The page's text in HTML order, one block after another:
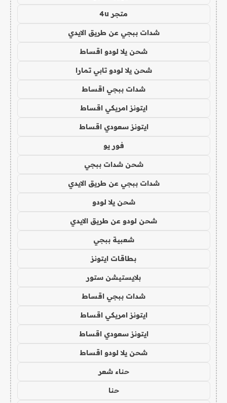
متجر 4u
شدات ببجي عن طريق الايدي
شحن يلا لودو اقساط
شحن يلا لودو تابي تمارا
شدات ببجي اقساط
ايتونز امريكي اقساط
ايتونز سعودي اقساط
فور يو
شحن شدات ببجي
شدات ببجي عن طريق الايدي
شحن يلا لودو
شحن لودو عن طريق الايدي
شعبية ببجي
بطاقات ايتونز
بلايستيشن ستور
شدات ببجي اقساط
ايتونز امريكي اقساط
ايتونز سعودي اقساط
شحن يلا لودو اقساط
حناء شعر
حنا